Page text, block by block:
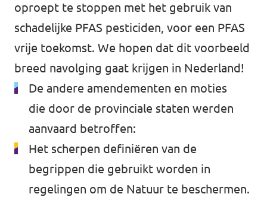
oproept te stoppen met het gebruik van
schadelijke PFAS pesticiden, voor een PFAS
vrije toekomst. We hopen dat dit voorbeeld
breed navolging gaat krijgen in Nederland!
De andere amendementen en moties
die door de provinciale staten werden
aanvaard betroffen:
Het scherpen definiëren van de
begrippen die gebruikt worden in
regelingen om de Natuur te beschermen.